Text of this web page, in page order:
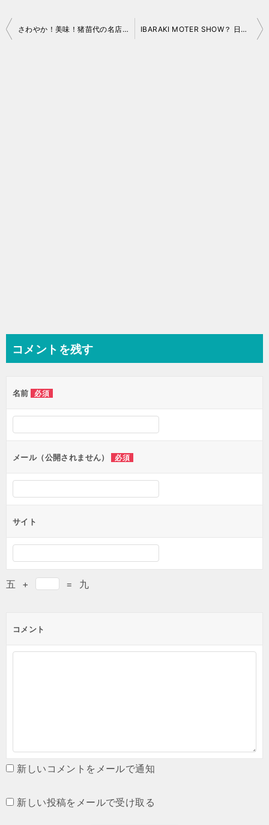
投
さわやか！美味！猪苗代の名店「よろずや日々喜」さんで夜の宴を IBARAKI MOTER SHOW？ 日立くるまフェア「世界大展車会」2023 にいってきました
コメントを残す
名前 必須
メール（公開されません） 必須
サイト
五 + = 九
コメント
新しいコメントをメールで通知
新しい投稿をメールで受け取る